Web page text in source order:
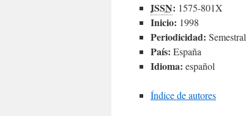
ISSN: 1575-801X
Inicio: 1998
Periodicidad: Semestral
País: España
Idioma: español
Índice de autores